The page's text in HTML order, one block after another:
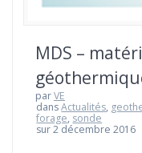
MDS –
parVE
dansActualités,
forage, sonde
sur 2 décembre 2016